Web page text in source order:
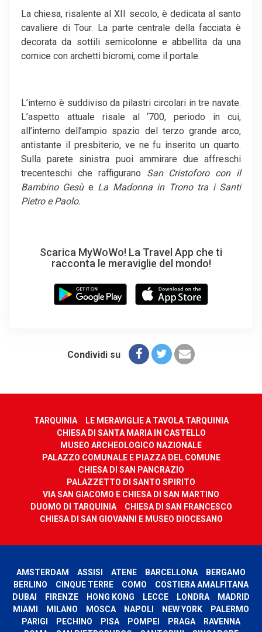
La chiesa, risalente al XII secolo, è dedicata al santo
cavaliere di Tour. La parte centrale della facciata è
decorata da sottili semicolonne e abbellita da una
cornice con archetti bicromi, come il portale.
L’interno è suddiviso da pilastri circolari in tre navate.
L’aspetto attuale risale al ‘700, periodo in cui,
all’interno dell’ampio spazio del terzo grande arco,
antistante il presbiterio, ve ne fu inserito un quarto.
Sulla parete sinistra puoi ammirare due affreschi
trecenteschi che raffigurano San Cristoforo con il
Bambino Gesù e La Madonna in Trono tra i Santi
Pietro e Paolo.
Scarica MyWoWo! La Travel App che ti
racconta le meraviglie del mondo!
Condividi su
TARQUINIA
LE MERAVIGLIE A TAVOLA TARQUINIA
CHIESA DI SANTA MARIA IN CASTELLO
MUSEO ARCHEOLOGICO NAZIONALE
PALAZZO COMUNALE E PIAZZA DEL COMUNE
CHIESA DI SAN PANCRAZIO
PALAZZETTO DI SANTO SPIRITO
VIA SAN GIACOMO E CHIESA DI SAN MARTINO
DUOMO DI TARQUINIA
CHIESA DI SAN FRANCESCO
CHIESA DI SAN GIOVANNI E MUSEO DIOCESANO
AMSTERDAM ASSISI ATENE BARCELLONA
BERGAMO
BERLINO
CINQUE TERRE COMO
COSTIERA AMALFITANA
DUBAI
FIRENZE HONG KONG LECCE LONDRA
MADRID
MIAMI
MILANO MOSCA NAPOLI NEW YORK
PALERMO
PARIGI
PECHINO PISA POMPEI PRAGA
RAVENNA